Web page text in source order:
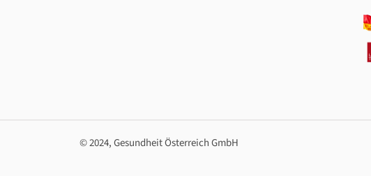
© 2024, Gesundheit Österreich GmbH